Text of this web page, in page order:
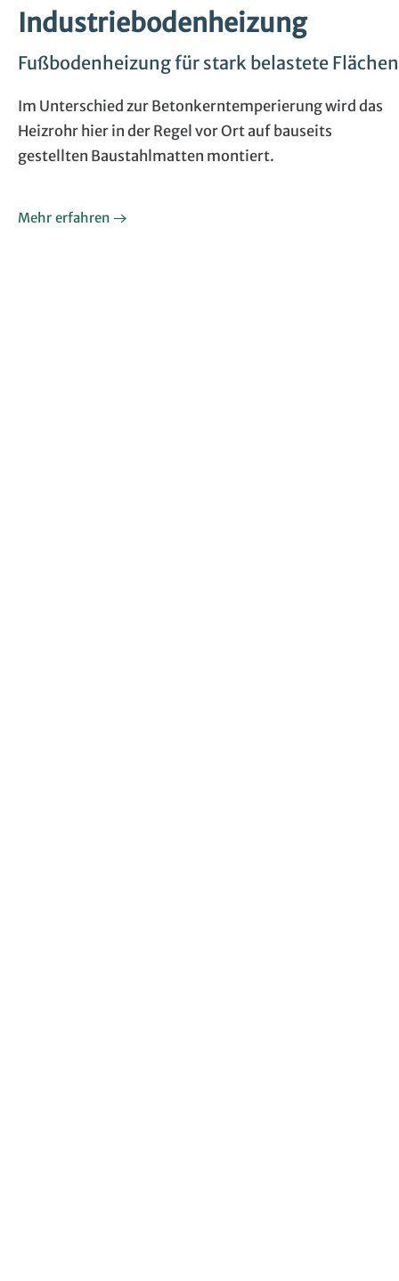
Industriebodenheizung
Fußbodenheizung für stark belastete Flächen
Im Unterschied zur Betonkerntemperierung wird das
Heizrohr hier in der Regel vor Ort auf bauseits
gestellten Baustahlmatten montiert.
Mehr erfahren